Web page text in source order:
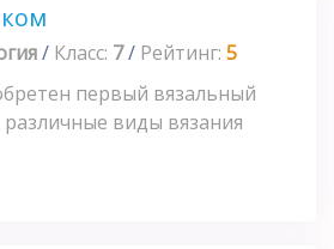
/ Класс: 7/ Рейтинг: 5
первый вязальный
виды вязания